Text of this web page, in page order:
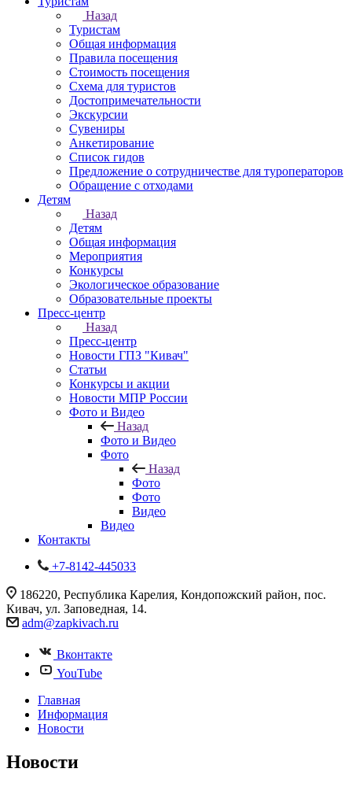
Назад
Туристам
Общая информация
Правила посещения
Стоимость посещения
Схема для туристов
Достопримечательности
Экскурсии
Сувениры
Анкетирование
Список гидов
Предложение о сотрудничестве для туроператоров
Обращение с отходами
Детям
Назад
Детям
Общая информация
Мероприятия
Конкурсы
Экологическое образование
Образовательные проекты
Пресс-центр
Назад
Пресс-центр
Новости ГПЗ "Кивач"
Статьи
Конкурсы и акции
Новости МПР России
Фото и Видео
Назад
Фото и Видео
Фото
Назад
Фото
Фото
Видео
Видео
Контакты
+7-8142-445033
186220, Республика Карелия, Кондопожский район, пос.
Кивач, ул. Заповедная, 14.
adm@zapkivach.ru
Вконтакте
YouTube
Главная
Информация
Новости
Новости